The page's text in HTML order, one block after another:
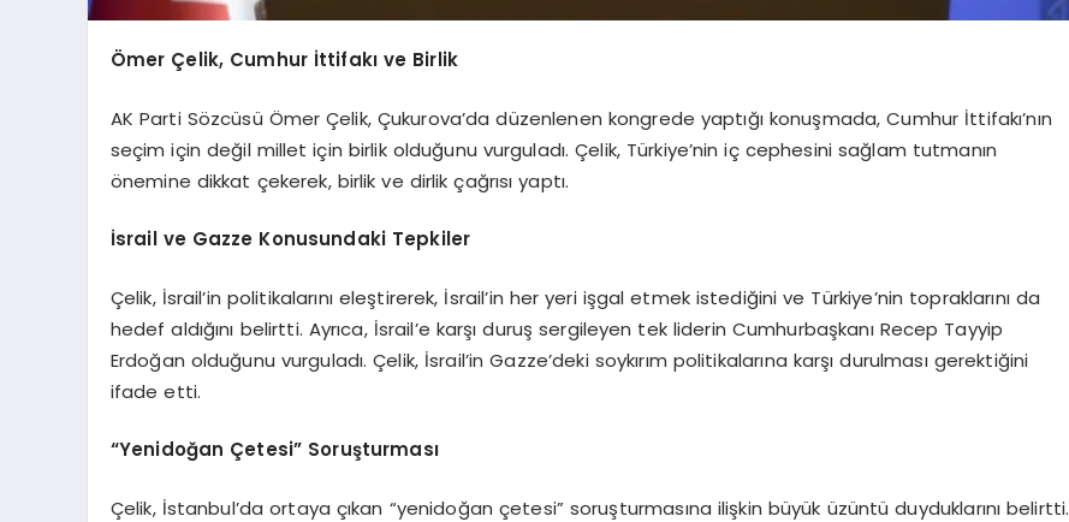
Ömer Çelik, Cumhur İttifakı ve Birlik
AK Parti Sözcüsü Ömer Çelik, Çukurova’da düzenlenen kongrede yaptığı konuşmada, Cumhur İttifakı’nın
seçim için değil millet için birlik olduğunu vurguladı. Çelik, Türkiye’nin iç cephesini sağlam tutmanın
önemine dikkat çekerek, birlik ve dirlik çağrısı yaptı.
İsrail ve Gazze Konusundaki Tepkiler
Çelik, İsrail’in politikalarını eleştirerek, İsrail’in her yeri işgal etmek istediğini ve Türkiye’nin topraklarını da
hedef aldığını belirtti. Ayrıca, İsrail’e karşı duruş sergileyen tek liderin Cumhurbaşkanı Recep Tayyip
Erdoğan olduğunu vurguladı. Çelik, İsrail’in Gazze’deki soykırım politikalarına karşı durulması gerektiğini
ifade etti.
“Yenidoğan Çetesi” Soruşturması
Çelik, İstanbul’da ortaya çıkan “yenidoğan çetesi” soruşturmasına ilişkin büyük üzüntü duyduklarını belirtti.